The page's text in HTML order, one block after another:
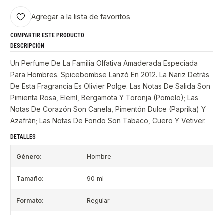
Agregar a la lista de favoritos
COMPARTIR ESTE PRODUCTO
DESCRIPCIÓN
Un Perfume De La Familia Olfativa Amaderada Especiada
Para Hombres. Spicebombse Lanzó En 2012. La Nariz Detrás
De Esta Fragrancia Es Olivier Polge. Las Notas De Salida Son
Pimienta Rosa, Elemí, Bergamota Y Toronja (Pomelo); Las
Notas De Corazón Son Canela, Pimentón Dulce (Paprika) Y
Azafrán; Las Notas De Fondo Son Tabaco, Cuero Y Vetiver.
DETALLES
Género: Hombre
Tamaño: 90 ml
Formato: Regular